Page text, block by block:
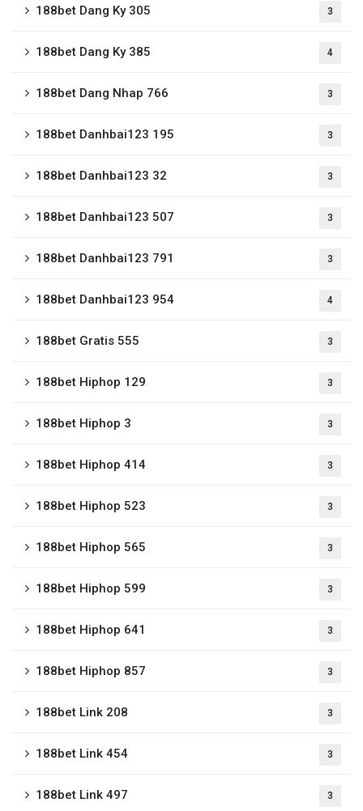
188bet Dang Ky 305 3
188bet Dang Ky 385 4
188bet Dang Nhap 766 3
188bet Danhbai123 195 3
188bet Danhbai123 32 3
188bet Danhbai123 507 3
188bet Danhbai123 791 3
188bet Danhbai123 954 4
188bet Gratis 555 3
188bet Hiphop 129 3
188bet Hiphop 3 3
188bet Hiphop 414 3
188bet Hiphop 523 3
188bet Hiphop 565 3
188bet Hiphop 599 3
188bet Hiphop 641 3
188bet Hiphop 857 3
188bet Link 208 3
188bet Link 454 3
188bet Link 497 3